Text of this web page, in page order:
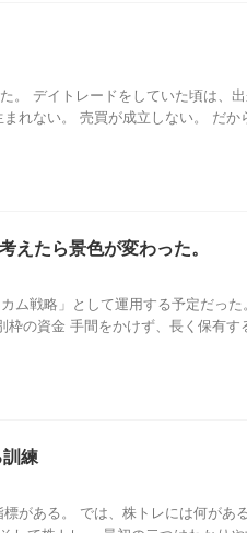
。 デイトレードをしていた頃は、
れない。 売買が成立しない。 だか
えたら景色が変わった。
ム戦略」として運用する予定だった
の資金 手間をかけず、長く保有す
練
がある。 では、株トレには何があ